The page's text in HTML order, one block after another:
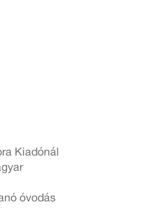
Kiadónál
óvodás